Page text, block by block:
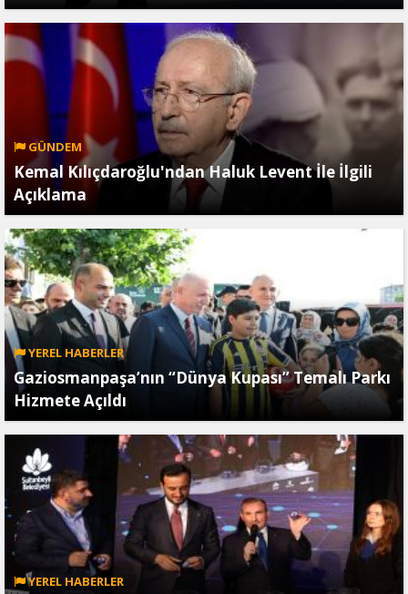
GÜNDEM
Kemal Kılıçdaroğlu'ndan Haluk Levent İle İlgili
Açıklama
YEREL HABERLER
Gaziosmanpaşa’nın “Dünya Kupası” Temalı Parkı
Hizmete Açıldı
YEREL HABERLER